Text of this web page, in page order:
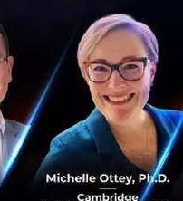
พาณิชย์คือระดับเงินกอ
นในอนาคต นอกจากนี้เงิ
พื่อสนับสนุนการฟื้นตัวขอ
ทยเข้าสู่ช่วงฟื้นฟูอย่างเต็